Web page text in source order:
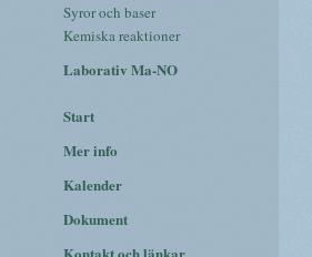
Syror och baser
Kemiska reaktioner
Laborativ Ma-NO
Start
Mer info
Kalender
Dokument